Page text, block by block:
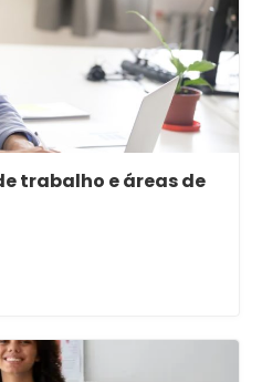
trabalho e áreas de